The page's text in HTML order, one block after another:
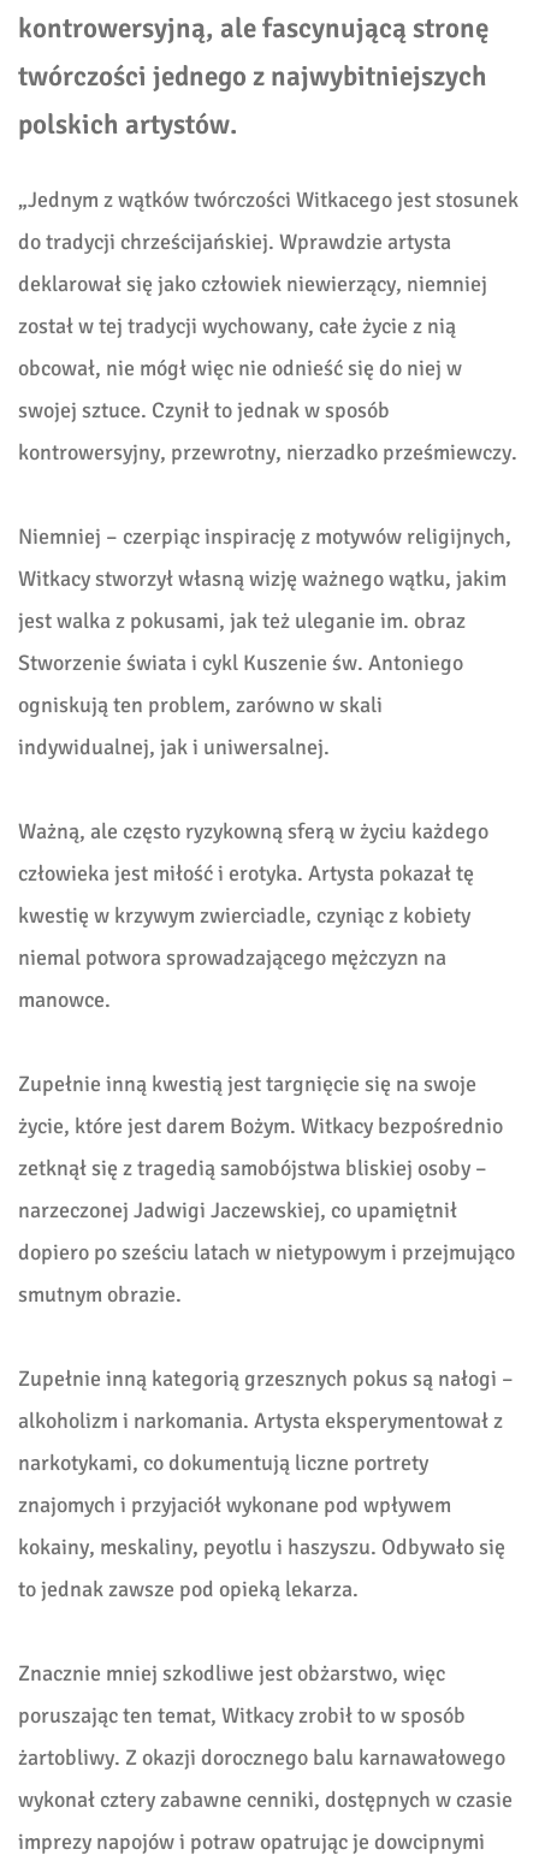
kontrowersyjną, ale fascynującą stronę
twórczości jednego z najwybitniejszych
polskich artystów.
„Jednym z wątków twórczości Witkacego jest stosunek
do tradycji chrześcijańskiej. Wprawdzie artysta
deklarował się jako człowiek niewierzący, niemniej
został w tej tradycji wychowany, całe życie z nią
obcował, nie mógł więc nie odnieść się do niej w
swojej sztuce. Czynił to jednak w sposób
kontrowersyjny, przewrotny, nierzadko prześmiewczy.
Niemniej – czerpiąc inspirację z motywów religijnych,
Witkacy stworzył własną wizję ważnego wątku, jakim
jest walka z pokusami, jak też uleganie im. obraz
Stworzenie świata i cykl Kuszenie św. Antoniego
ogniskują ten problem, zarówno w skali
indywidualnej, jak i uniwersalnej.
Ważną, ale często ryzykowną sferą w życiu każdego
człowieka jest miłość i erotyka. Artysta pokazał tę
kwestię w krzywym zwierciadle, czyniąc z kobiety
niemal potwora sprowadzającego mężczyzn na
manowce.
Zupełnie inną kwestią jest targnięcie się na swoje
życie, które jest darem Bożym. Witkacy bezpośrednio
zetknął się z tragedią samobójstwa bliskiej osoby –
narzeczonej Jadwigi Jaczewskiej, co upamiętnił
dopiero po sześciu latach w nietypowym i przejmująco
smutnym obrazie.
Zupełnie inną kategorią grzesznych pokus są nałogi –
alkoholizm i narkomania. Artysta eksperymentował z
narkotykami, co dokumentują liczne portrety
znajomych i przyjaciół wykonane pod wpływem
kokainy, meskaliny, peyotlu i haszyszu. Odbywało się
to jednak zawsze pod opieką lekarza.
Znacznie mniej szkodliwe jest obżarstwo, więc
poruszając ten temat, Witkacy zrobił to w sposób
żartobliwy. Z okazji dorocznego balu karnawałowego
wykonał cztery zabawne cenniki, dostępnych w czasie
imprezy napojów i potraw opatrując je dowcipnymi